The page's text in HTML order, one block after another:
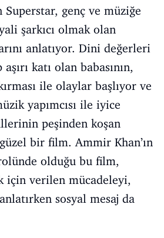
genç ve müziğe
şarkıcı olmak olan
anlatıyor. Dini değerleri
katı olan babasının,
ile olaylar başlıyor ve
yapımcısı ile iyice
peşinden koşan
bir film. Ammir Khan’ın
olduğu bu film,
için verilen mücadeleyi,
sosyal mesaj da